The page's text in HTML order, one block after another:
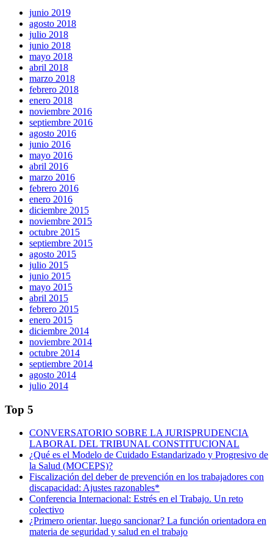
junio 2019
agosto 2018
julio 2018
junio 2018
mayo 2018
abril 2018
marzo 2018
febrero 2018
enero 2018
noviembre 2016
septiembre 2016
agosto 2016
junio 2016
mayo 2016
abril 2016
marzo 2016
febrero 2016
enero 2016
diciembre 2015
noviembre 2015
octubre 2015
septiembre 2015
agosto 2015
julio 2015
junio 2015
mayo 2015
abril 2015
febrero 2015
enero 2015
diciembre 2014
noviembre 2014
octubre 2014
septiembre 2014
agosto 2014
julio 2014
Top 5
CONVERSATORIO SOBRE LA JURISPRUDENCIA
LABORAL DEL TRIBUNAL CONSTITUCIONAL
¿Qué es el Modelo de Cuidado Estandarizado y Progresivo de
la Salud (MOCEPS)?
Fiscalización del deber de prevención en los trabajadores con
discapacidad: Ajustes razonables*
Conferencia Internacional: Estrés en el Trabajo. Un reto
colectivo
¿Primero orientar, luego sancionar? La función orientadora en
materia de seguridad y salud en el trabajo